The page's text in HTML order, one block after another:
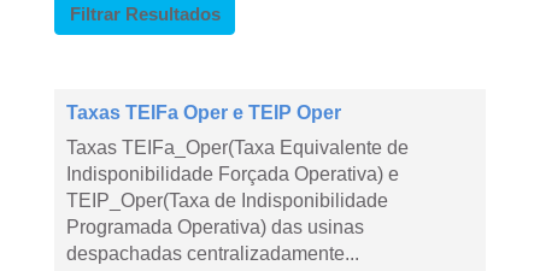
Filtrar Resultados
Taxas TEIFa Oper e TEIP Oper
Taxas TEIFa_Oper(Taxa Equivalente de
Indisponibilidade Forçada Operativa) e
TEIP_Oper(Taxa de Indisponibilidade
Programada Operativa) das usinas
despachadas centralizadamente...